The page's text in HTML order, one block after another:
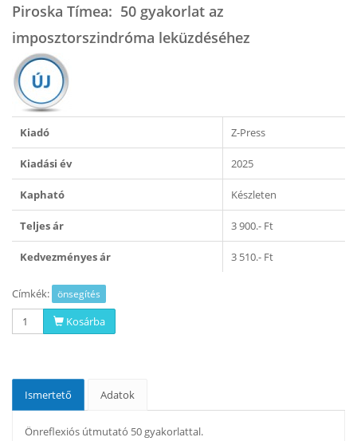
Piroska Tímea: 50 gyakorlat az
imposztorszindróma leküzdéséhez
Kiadó Z-Press
Kiadási év 2025
Kapható Készleten
Teljes ár 3 900.- Ft
Kedvezményes ár 3 510.- Ft
Címkék: önsegítés
Kosárba
Ismertető Adatok
Önreflexiós útmutató 50 gyakorlattal.